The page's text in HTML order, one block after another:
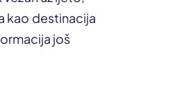
kao destinacija
još